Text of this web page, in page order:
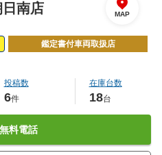
南店 MAP
鑑定書付車両取扱店
投稿数
6件
在庫台数
18台
無料電話